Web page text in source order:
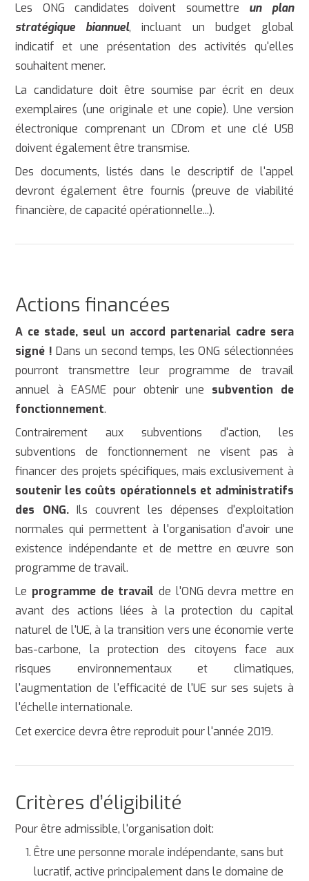
Les ONG candidates doivent soumettre un plan
stratégique biannuel, incluant un budget global
indicatif et une présentation des activités qu'elles
souhaitent mener.
La candidature doit être soumise par écrit en deux
exemplaires (une originale et une copie). Une version
électronique comprenant un CDrom et une clé USB
doivent également être transmise.
Des documents, listés dans le descriptif de l'appel
devront également être fournis (preuve de viabilité
financière, de capacité opérationnelle...).
Actions financées
A ce stade, seul un accord partenarial cadre sera
signé !Dans un second temps, les ONG sélectionnées
pourront transmettre leur programme de travail
annuel à EASME pour obtenir une subvention de
fonctionnement.
Contrairement aux subventions d'action, les
subventions de fonctionnement ne visent pas à
financer des projets spécifiques, mais exclusivement à
soutenir les coûts opérationnels et administratifs
des ONG.Ils couvrent les dépenses d'exploitation
normales qui permettent à l'organisation d'avoir une
existence indépendante et de mettre en œuvre son
programme de travail.
Le programme de travail de l'ONG devra mettre en
avant des actions liées à la protection du capital
naturel de l'UE, à la transition vers une économie verte
bas-carbone, la protection des citoyens face aux
risques environnementaux et climatiques,
l'augmentation de l'efficacité de l'UE sur ses sujets à
l'échelle internationale.
Cet exercice devra être reproduit pour l'année 2019.
Critères d’éligibilité
Pour être admissible, l'organisation doit:
Être une personne morale indépendante, sans but
lucratif, active principalement dans le domaine de